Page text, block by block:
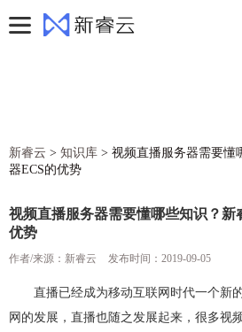
解决方案
云计算
弹性云服务器ECS
镜像服务器
云服务器快照
云存储
对象存储
云硬盘
云安全
防火墙
云网络
定价
帮助文档
新闻动态
关于我们
新睿云 > 知识库 > 视频直播服务器需要懂
器ECS的优势
视频直播服务器需要懂哪些知识？新
优势
作者/来源：新睿云 发布时间：2019-09-05
直播已经成为移动互联网时代一个新
网的发展，直播也随之发展起来，很多视